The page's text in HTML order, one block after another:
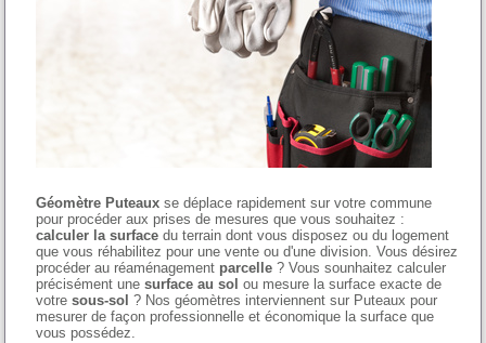
Géomètre Puteaux se déplace rapidement sur votre commune
pour procéder aux prises de mesures que vous souhaitez :
calculer la surface du terrain dont vous disposez ou du logement
que vous réhabilitez pour une vente ou d'une division. Vous désirez
procéder au réaménagement parcelle ? Vous sounhaitez calculer
précisément unesurface au sol ou mesure la surface exacte de
votresous-sol ? Nos géomètres interviennent sur Puteaux pour
mesurer de façon professionnelle et économique la surface que
vous possédez.